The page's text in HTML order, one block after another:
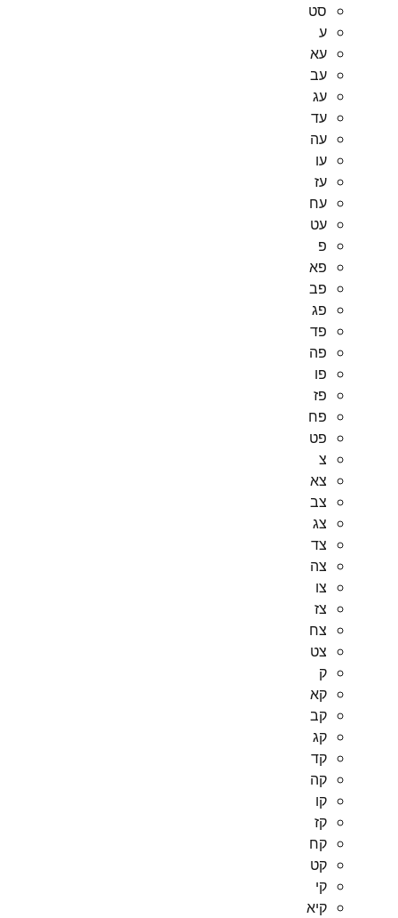
סט
ע
עא
עב
עג
עד
עה
עו
עז
עח
עט
פ
פא
פב
פג
פד
פה
פו
פז
פח
פט
צ
צא
צב
צג
צד
צה
צו
צז
צח
צט
ק
קא
קב
קג
קד
קה
קו
קז
קח
קט
קי
קיא